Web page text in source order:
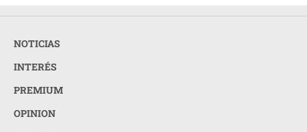
NOTICIAS
INTERÉS
PREMIUM
OPINION